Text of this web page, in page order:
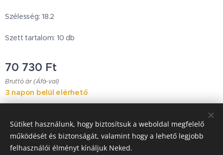
Szélesség: 18.2
Szett tartalom: 10 db
70 730 Ft
Bruttó ár (Áfá-val)
3 napon belül elérhető
Japanese Classic Car Parts
Sütiket használunk, hogy biztosítsuk a weboldal megfelelő
működését és biztonságát, valamint hogy a lehető legjobb
felhasználói élményt kínáljuk Neked.